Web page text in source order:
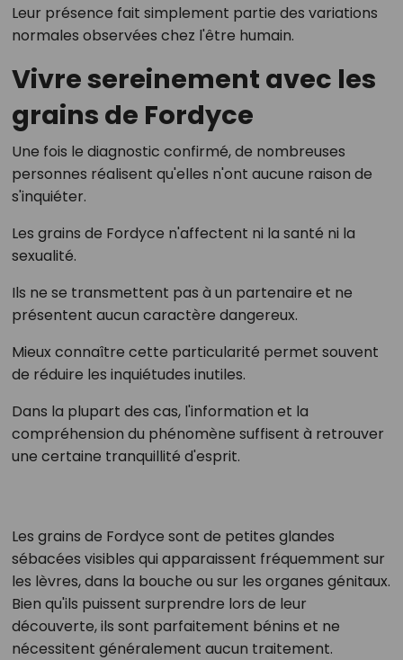
Leur présence fait simplement partie des variations
normales observées chez l'être humain.
Vivre sereinement avec les
grains de Fordyce
Une fois le diagnostic confirmé, de nombreuses
personnes réalisent qu'elles n'ont aucune raison de
s'inquiéter.
Les grains de Fordyce n'affectent ni la santé ni la
sexualité.
Ils ne se transmettent pas à un partenaire et ne
présentent aucun caractère dangereux.
Mieux connaître cette particularité permet souvent
de réduire les inquiétudes inutiles.
Dans la plupart des cas, l'information et la
compréhension du phénomène suffisent à retrouver
une certaine tranquillité d'esprit.
Les grains de Fordyce sont de petites glandes
sébacées visibles qui apparaissent fréquemment sur
les lèvres, dans la bouche ou sur les organes génitaux.
Bien qu'ils puissent surprendre lors de leur
découverte, ils sont parfaitement bénins et ne
nécessitent généralement aucun traitement.